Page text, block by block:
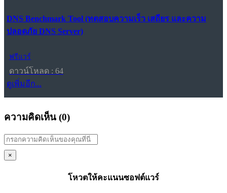
DNS Benchmark Tool (ทดสอบความเร็ว เสถียร และความ
ปลอดภัย DNS Server)
ฟรีแวร์
ดาวน์โหลด : 64
ดูเพิ่มอีก...
ความคิดเห็น (0)
×
โหวตให้คะแนนซอฟต์แวร์